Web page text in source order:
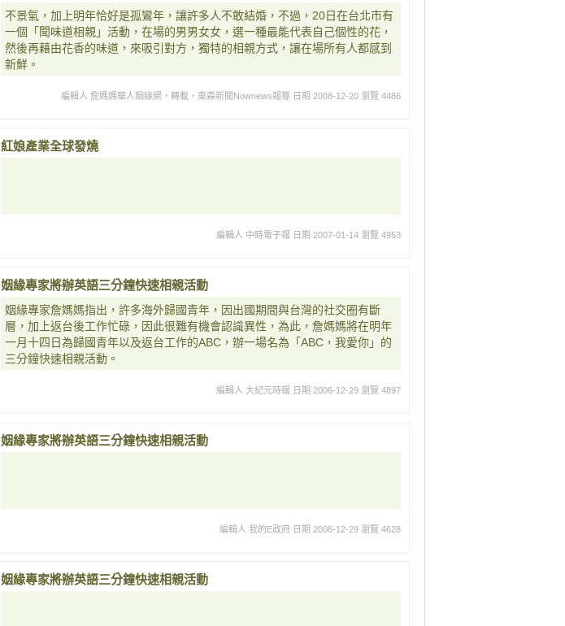
不景氣，加上明年恰好是孤鸞年，讓許多人不敢結婚，不過，20日在台北市有
一個「聞味道相親」活動，在場的男男女女，選一種最能代表自己個性的花，
然後再藉由花香的味道，來吸引對方，獨特的相親方式，讓在場所有人都感到
新鮮。
編輯人 詹媽媽華人姻緣網，轉載，東森新聞Nownews報導 日期 2008-12-20 瀏覽 4486
紅娘產業全球發燒
編輯人 中時電子報 日期 2007-01-14 瀏覽 4953
姻緣專家將辦英語三分鐘快速相親活動
姻緣專家詹媽媽指出，許多海外歸國青年，因出國期間與台灣的社交圈有斷
層，加上返台後工作忙碌，因此很難有機會認識異性，為此，詹媽媽將在明年
一月十四日為歸國青年以及返台工作的ABC，辦一場名為「ABC，我愛你」的
三分鐘快速相親活動。
編輯人 大紀元時報 日期 2006-12-29 瀏覽 4897
姻緣專家將辦英語三分鐘快速相親活動
編輯人 我的E政府 日期 2006-12-29 瀏覽 4628
姻緣專家將辦英語三分鐘快速相親活動